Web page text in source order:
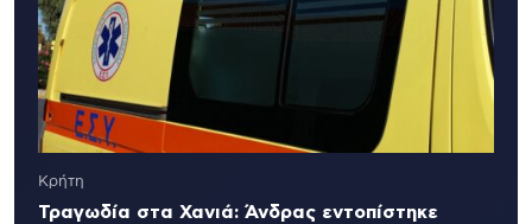
Κρήτη
Τραγωδία στα Χανιά: Άνδρας εντοπίστηκε